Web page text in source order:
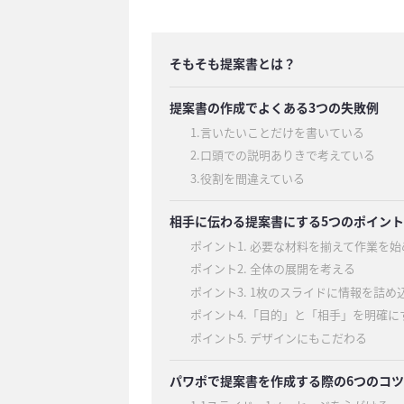
そもそも提案書とは？
提案書の作成でよくある3つの失敗例
1.言いたいことだけを書いている
2.口頭での説明ありきで考えている
3.役割を間違えている
相手に伝わる提案書にする5つのポイント
ポイント1. 必要な材料を揃えて作業を始
ポイント2. 全体の展開を考える
ポイント3. 1枚のスライドに情報を詰め
ポイント4.「目的」と「相手」を明確に
ポイント5. デザインにもこだわる
パワポで提案書を作成する際の6つのコツ